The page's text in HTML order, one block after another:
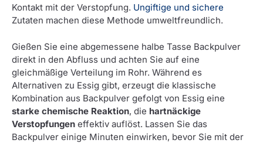
Kontakt mit der Verstopfung. Ungiftige und sichere
Zutaten machen diese Methode umweltfreundlich.
Gießen Sie eine abgemessene halbe Tasse Backpulver
direkt in den Abfluss und achten Sie auf eine
gleichmäßige Verteilung im Rohr. Während es
Alternativen zu Essig gibt, erzeugt die klassische
Kombination aus Backpulver gefolgt von Essig eine
starke chemische Reaktion, die hartnäckige
Verstopfungen effektiv auflöst. Lassen Sie das
Backpulver einige Minuten einwirken, bevor Sie mit der